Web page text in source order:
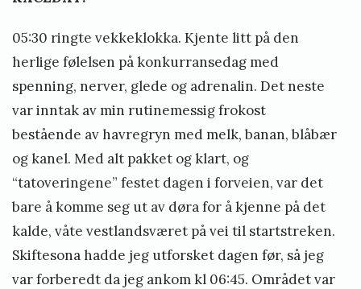
05:30 ringte vekkeklokka. Kjente litt på den
herlige følelsen på konkurransedag med
spenning, nerver, glede og adrenalin. Det neste
var inntak av min rutinemessig frokost
bestående av havregryn med melk, banan, blåbær
og kanel. Med alt pakket og klart, og
“tatoveringene” festet dagen i forveien, var det
bare å komme seg ut av døra for å kjenne på det
kalde, våte vestlandsværet på vei til startstreken.
Skiftesona hadde jeg utforsket dagen før, så jeg
var forberedt da jeg ankom kl 06:45. Området var